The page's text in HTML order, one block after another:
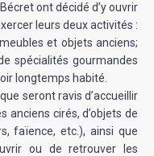
ont décidé d’y ouvrir
leurs deux activités :
et objets anciens;
spécialités gourmandes
longtemps habité.
seront ravis d’accueillir
anciens cirés, d’objets de
faïence, etc.), ainsi que
ou de retrouver les